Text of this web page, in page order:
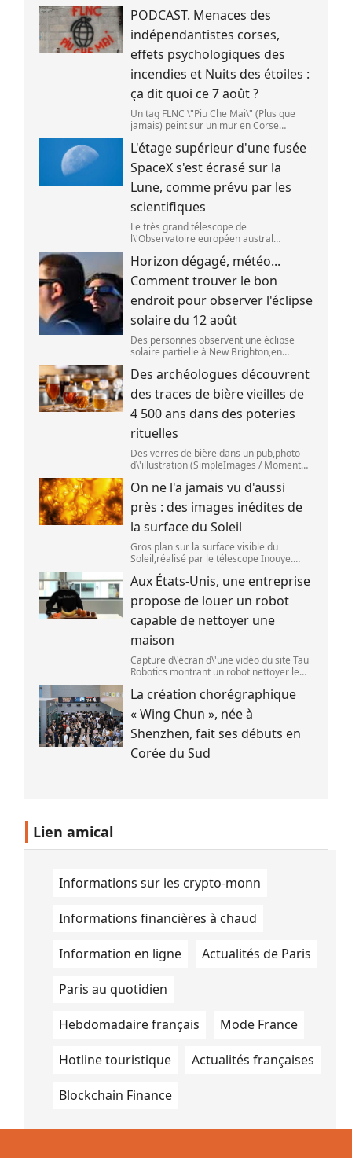
(FRANCEINFO / RADIO FRANCE)
PODCAST. Menaces des
indépendantistes corses,
effets psychologiques des
incendies et Nuits des étoiles :
ça dit quoi ce 7 août ?
Un tag FLNC \"Piu Che Mai\" (Plus que
jamais) peint sur un mur en Corse
CASABIANCA )
L'étage supérieur d'une fusée
SpaceX s'est écrasé sur la
Lune, comme prévu par les
scientifiques
Le très grand télescope de
l\'Observatoire européen austral
que l\'étage supérieur d\'une fusée de
SpaceX s\'est bien écrasé sur la Lune,le 5
aoû
Horizon dégagé, météo...
Comment trouver le bon
endroit pour observer l'éclipse
solaire du 12 août
Des personnes observent une éclipse
solaire partielle à New Brighton,en
(SANKA VIDANAGAMA )
Des archéologues découvrent
des traces de bière vieilles de
4 500 ans dans des poteries
rituelles
Des verres de bière dans un pub,photo
d\'illustration (SimpleImages / Moment
alcoolisée du monde. Les premières
traces de bière ont été retrouvées ch
On ne l'a jamais vu d'aussi
près : des images inédites de
la surface du Soleil
Gros plan sur la surface visible du
Soleil,réalisé par le télescope Inouye.
(NSF/NSO/AURA/MPS) Certains se
préparent peut-être à photographier le
mieux possible l\'éclipse solaire,prévue le
1
Aux États-Unis, une entreprise
propose de louer un robot
capable de nettoyer une
maison
Capture d\'écran d\'une vidéo du site Tau
Robotics montrant un robot nettoyer le
Robotics)
La création chorégraphique
« Wing Chun », née à
Shenzhen, fait ses débuts en
Corée du Sud
Lien amical
Informations sur les crypto-monn
Informations financières à chaud
Information en ligne Actualités de Paris
Paris au quotidien
Hebdomadaire français Mode France
Hotline touristique Actualités françaises
Blockchain Finance